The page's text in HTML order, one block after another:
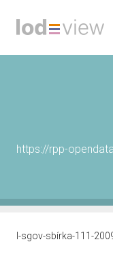
https://rpp-
l-sgov-sbírka-111-